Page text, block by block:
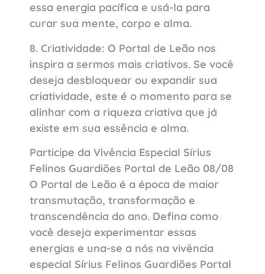
essa energia pacífica e usá-la para
curar sua mente, corpo e alma.
8. Criatividade: O Portal de Leão nos
inspira a sermos mais criativos. Se você
deseja desbloquear ou expandir sua
criatividade, este é o momento para se
alinhar com a riqueza criativa que já
existe em sua essência e alma.
Participe da Vivência Especial Sírius
Felinos Guardiões Portal de Leão 08/08
O Portal de Leão é a época de maior
transmutação, transformação e
transcendência do ano. Defina como
você deseja experimentar essas
energias e una-se a nós na vivência
especial Sírius Felinos Guardiões Portal